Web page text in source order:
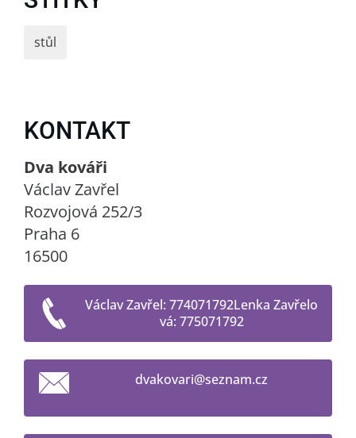
stůl
KONTAKT
Dva kováři
Václav Zavřel
Rozvojová 252/3
Praha 6
16500
Václav Zavřel: 774071792Lenka Zavřelo
vá: 775071792
dvakovari@seznam.cz